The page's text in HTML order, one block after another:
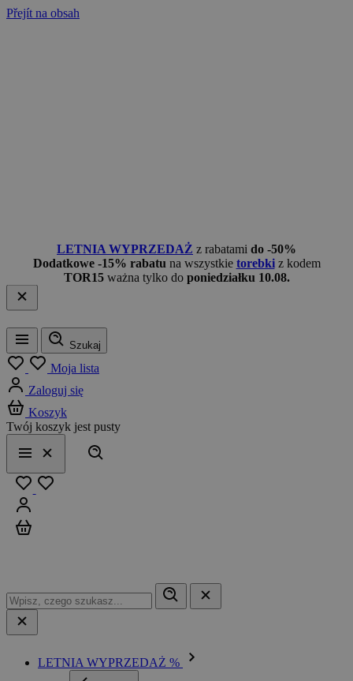
Přejít na obsah
LETNIA WYPRZEDAŻ z rabatami do -50%
Dodatkowe -15% rabatu na wszystkie torebkiz kodem
TOR15 ważna tylko do poniedziałku 10.08.
Menu
Szukaj
Moja lista
Zaloguj się
Koszyk
Twój koszyk jest pusty
Menu
Zamknij
LETNIA WYPRZEDAŻ %